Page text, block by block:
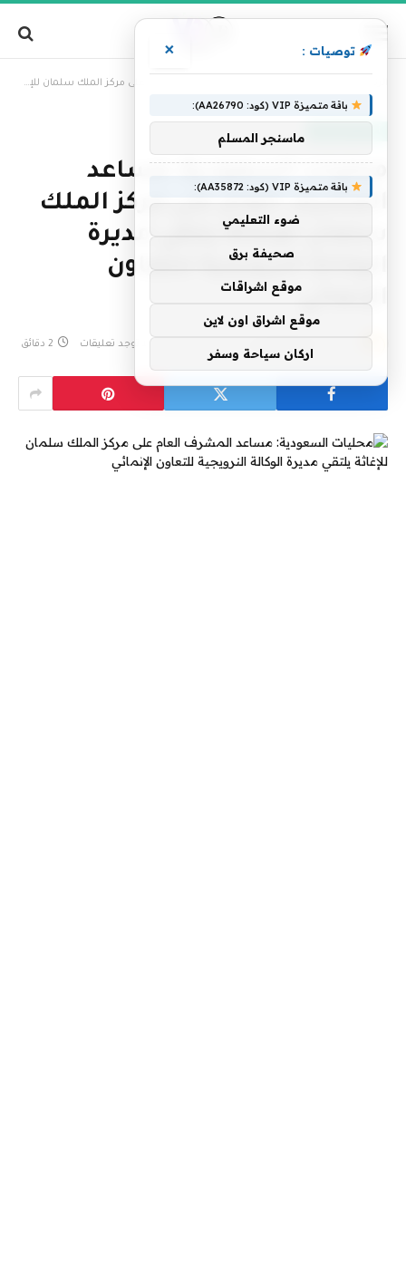
محليات السعودية: مساعد المشرف العام على مركز الملك سلمان للإغاثة يلتقي مديرة الوكالة النرويجية للتعاون الإنمائي
محليات السعودية: مساعد
المشرف العام على مركز الملك
سلمان للإغاثة يلتقي مديرة
الوكالة النرويجية للتعاون
الإنمائي
لا توجد تعليقات 2 دقائق
توصيات : ×
باقة متميزة VIP (كود: AA26790):
ماسنجر المسلم
باقة متميزة VIP (كود: AA35872):
ضوء التعليمي
صحيفة برق
موقع اشراقات
موقع اشراق اون لاين
اركان سياحة وسفر